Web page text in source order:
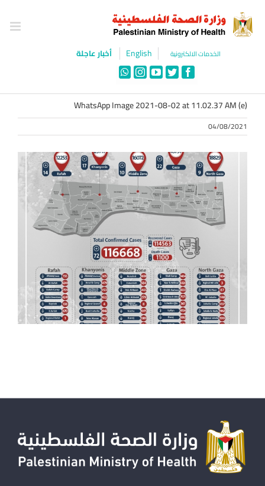
content
الخدمات الالكترونية English أخبار عاجلة
Facebook
Twitter
YouTube
Instagram
WhatsApp
WhatsApp Image 2021-08-02 at 11.02.37 AM (e)
04/08/2021